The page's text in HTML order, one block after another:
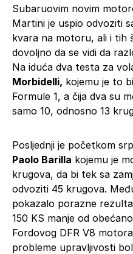
Subaruovim novim
Martini je uspio odvoziti
kvara na motoru, ali i tih
dovoljno da se vidi da
Na iduća dva testa za
Morbidelli, kojemu je to
Formule 1, a čija dva su
samo 10, odnosno 13
Posljednji je početkom
Paolo Barilla kojemu je
krugova, da bi tek sa
odvoziti 45 krugova.
pokazalo porazne
150 KS manje od
Fordovog DFR V8
probleme upravljivosti